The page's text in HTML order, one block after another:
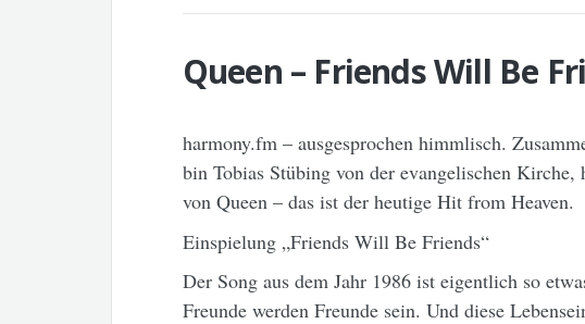
Queen – Friends Will Be
harmony.fm – ausgesprochen himmlisch.
bin Tobias Stübing von der evangelischen
von Queen – das ist der heutige Hit from Heaven.
Einspielung „Friends Will Be Friends“
Der Song aus dem Jahr 1986 ist eigentlich so
Freunde werden Freunde sein. Und diese